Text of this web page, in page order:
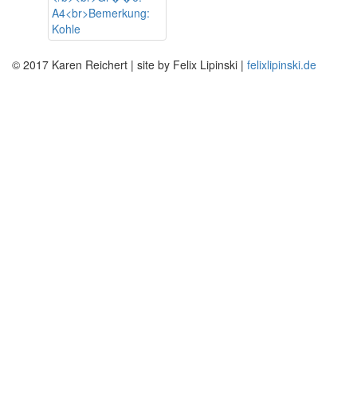
© 2017 Karen Reichert | site by Felix Lipinski | felixlipinski.de